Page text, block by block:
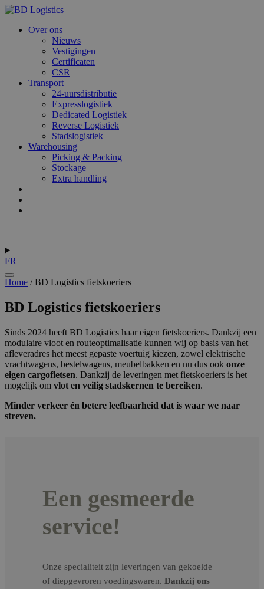
Over ons
Nieuws
Vestigingen
Certificaten
CSR
Transport
24-uursdistributie
Expresslogistiek
Dedicated Logistiek
Reverse Logistiek
Stadslogistiek
Warehousing
Picking & Packing
Stockage
Extra handling
FR
Home /BD Logistics fietskoeriers
BD Logistics fietskoeriers
Sinds 2024 heeft BD Logistics haar eigen fietskoeriers. Dankzij een
modulaire vloot en routeoptimalisatie kunnen wij op basis van het
afleveradres het meest gepaste voertuig kiezen, zowel elektrische
vrachtwagens, bestelwagens, meubelbakken en nu dus ook onze
eigen cargofietsen. Dankzij de leveringen met fietskoeriers is het
mogelijk om vlot en veilig stadskernen te bereiken.
Minder verkeer én betere leefbaarheid dat is waar we naar
streven.
Een gesmeerde
service!
Onze specialiteit zijn leveringen van gekoelde
of diepgevroren voedingswaren. Dankzij ons